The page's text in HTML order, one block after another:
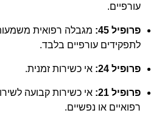
עורפיים.
פרופיל 45:
מגבלה רפואית
לתפקידים עורפיים בלבד.
פרופיל 24: אי כשירות זמנית.
פרופיל 21:
אי כשירות קבועה
רפואיים או נפשיים.